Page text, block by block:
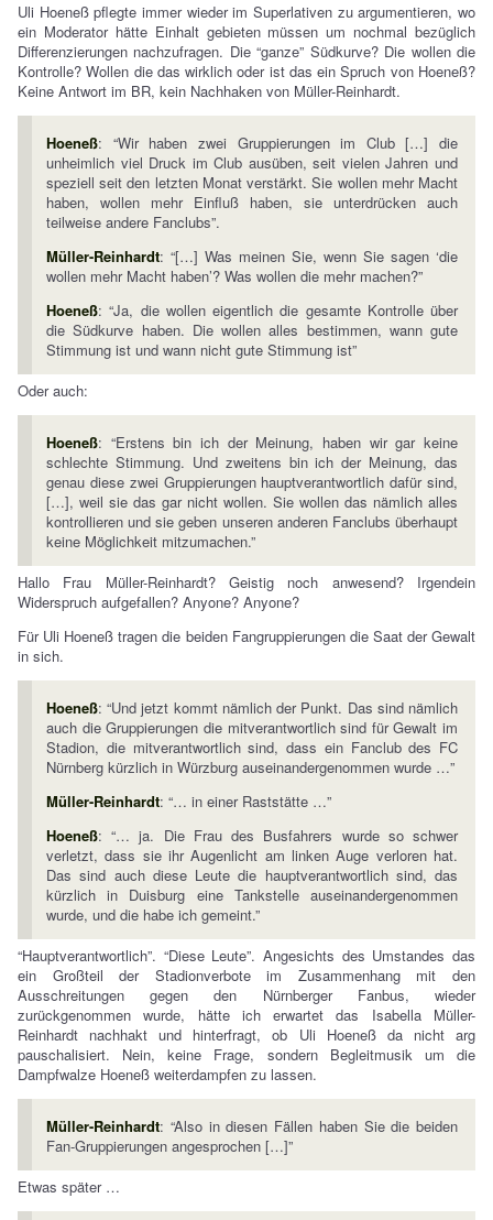
Uli Hoeneß pflegte immer wieder im Superlativen zu argumentieren, wo
ein Moderator hätte Einhalt gebieten müssen um nochmal bezüglich
Differenzierungen nachzufragen. Die “ganze” Südkurve? Die wollen die
Kontrolle? Wollen die das wirklich oder ist das ein Spruch von Hoeneß?
Keine Antwort im BR, kein Nachhaken von Müller-Reinhardt.
Hoeneß: “Wir haben zwei Gruppierungen im Club […] die
unheimlich viel Druck im Club ausüben, seit vielen Jahren und
speziell seit den letzten Monat verstärkt. Sie wollen mehr Macht
haben, wollen mehr Einfluß haben, sie unterdrücken auch
teilweise andere Fanclubs”.
Müller-Reinhardt: “[…] Was meinen Sie, wenn Sie sagen ‘die
wollen mehr Macht haben’? Was wollen die mehr machen?”
Hoeneß: “Ja, die wollen eigentlich die gesamte Kontrolle über
die Südkurve haben. Die wollen alles bestimmen, wann gute
Stimmung ist und wann nicht gute Stimmung ist”
Oder auch:
Hoeneß: “Erstens bin ich der Meinung, haben wir gar keine
schlechte Stimmung. Und zweitens bin ich der Meinung, das
genau diese zwei Gruppierungen hauptverantwortlich dafür sind,
[…], weil sie das gar nicht wollen. Sie wollen das nämlich alles
kontrollieren und sie geben unseren anderen Fanclubs überhaupt
keine Möglichkeit mitzumachen.”
Hallo Frau Müller-Reinhardt? Geistig noch anwesend? Irgendein
Widerspruch aufgefallen? Anyone? Anyone?
Für Uli Hoeneß tragen die beiden Fangruppierungen die Saat der Gewalt
in sich.
Hoeneß: “Und jetzt kommt nämlich der Punkt. Das sind nämlich
auch die Gruppierungen die mitverantwortlich sind für Gewalt im
Stadion, die mitverantwortlich sind, dass ein Fanclub des FC
Nürnberg kürzlich in Würzburg auseinandergenommen wurde …”
Müller-Reinhardt: “… in einer Raststätte …”
Hoeneß: “… ja. Die Frau des Busfahrers wurde so schwer
verletzt, dass sie ihr Augenlicht am linken Auge verloren hat.
Das sind auch diese Leute die hauptverantwortlich sind, das
kürzlich in Duisburg eine Tankstelle auseinandergenommen
wurde, und die habe ich gemeint.”
“Hauptverantwortlich”. “Diese Leute”. Angesichts des Umstandes das
ein Großteil der Stadionverbote im Zusammenhang mit den
Ausschreitungen gegen den Nürnberger Fanbus, wieder
zurückgenommen wurde, hätte ich erwartet das Isabella Müller-
Reinhardt nachhakt und hinterfragt, ob Uli Hoeneß da nicht arg
pauschalisiert. Nein, keine Frage, sondern Begleitmusik um die
Dampfwalze Hoeneß weiterdampfen zu lassen.
Müller-Reinhardt: “Also in diesen Fällen haben Sie die beiden
Fan-Gruppierungen angesprochen […]”
Etwas später …